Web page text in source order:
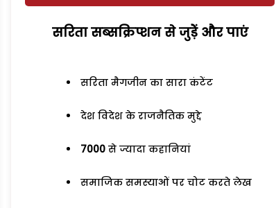
सरिता सब्सक्रिप्शन से जुड़ेें और पाएं
सरिता मैगजीन का सारा कंटेंट
देश विदेश के राजनैतिक मुद्दे
7000 से ज्यादा कहानियां
समाजिक समस्याओं पर चोट करते लेख